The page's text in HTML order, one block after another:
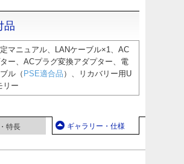
品
マニュアル、LANケーブル×1、AC
ー、ACプラグ変換アダプター、電
ル（ PSE適合品 ）、リカバリー用U
リー
特長 ギャラリー・仕様